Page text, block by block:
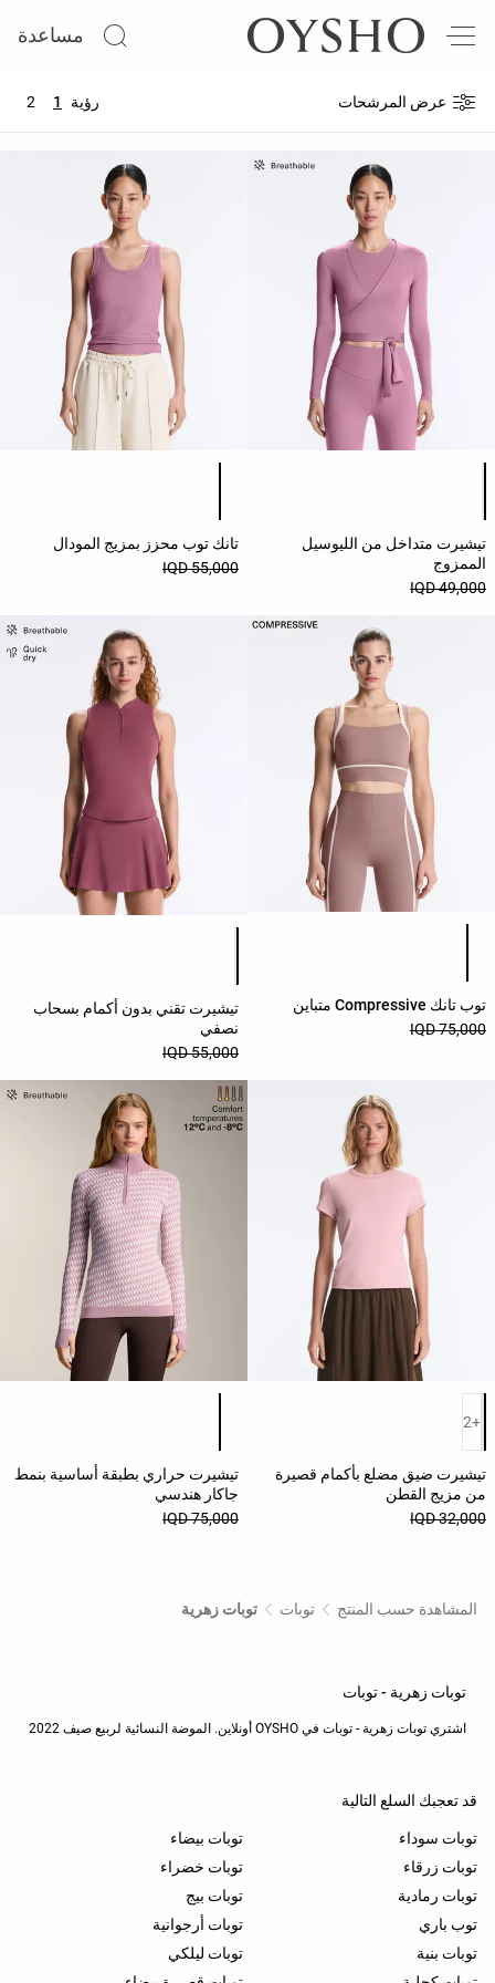
مساعدة
وصل
Summer
days
المشاهدة
حسب
المنتج
المشاهدة
المشاهدة
حسب
الجودة
مشاهدة
بناطيل
حمالات
رياضية
شورتات
| تنانير
قمصان
جاكيتاتi
| صديري
سويتشرتات
حزمة
سراويل
داخلية
حقائب
أدوات
الإكسسوارات
الشراء
حسب
المقاس
Oysho
عرض المرشحات رؤية 1
2
تيشيرت متداخل من الليوسيل
الممزوج
49,000 IQD
تانك توب محزز بمزيج المودال
55,000 IQD
قائمة ألوان المنتج
توب تانك Compressive متباين
75,000 IQD
تيشيرت تقني بدون أكمام بسحاب
نصفي
55,000 IQD
قائمة ألوان المنتج
+2
تيشيرت ضيق مضلع بأكمام قصيرة
من مزيج القطن
32,000 IQD
قائمة ألوان المنتج
تيشيرت حراري بطبقة أساسية بنمط
جاكار هندسي
75,000 IQD
المشاهدة حسب المنتج توبات توبات زهرية
توبات زهرية - توبات
اشتري توبات زهرية - توبات في OYSHO أونلاين. الموضة النسائية لربيع صيف 2022
قد تعجبك السلع التالية
توبات سوداء
توبات بيضاء
توبات زرقاء
توبات خضراء
توبات رمادية
توبات بيج
توب باري
توبات أرجوانية
توبات بنية
توبات ليلكي